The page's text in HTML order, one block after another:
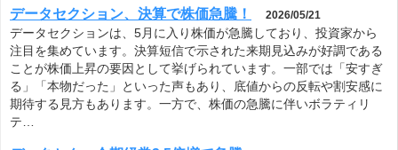
データセクション、決算で株価急騰！ 2026/05/21
データセクションは、5月に入り株価が急騰しており、投資家から
注目を集めています。決算短信で示された来期見込みが好調である
ことが株価上昇の要因として挙げられています。一部では「安すぎ
る」「本物だった」といった声もあり、底値からの反転や割安感に
期待する見方もあります。一方で、株価の急騰に伴いボラティリ
テ…